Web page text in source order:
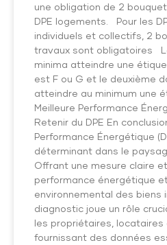
une obligation de 2
DPE logements. Pour les
individuels et collectifs, 2
travaux sont obligatoires
minima atteindre une
est F ou G et le deuxième
atteindre au minimum une
Meilleure Performance
Retenir du DPE En
Performance Énergétique
déterminant dans le
Offrant une mesure claire
performance énergétique
environnemental des biens
diagnostic joue un rôle
les propriétaires, locataires
fournissant des données